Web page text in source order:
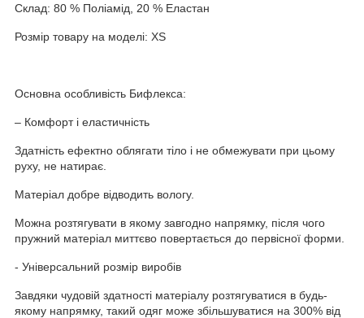
Склад: 80 % Поліамід, 20 % Еластан
Розмір товару на моделі: XS
Основна особливість Бифлекса:
– Комфорт і еластичність
Здатність ефектно облягати тіло і не обмежувати при цьому
руху, не натирає.
Матеріал добре відводить вологу.
Можна розтягувати в якому завгодно напрямку, після чого
пружний матеріал миттєво повертається до первісної форми.
- Універсальний розмір виробів
Завдяки чудовій здатності матеріалу розтягуватися в будь-
якому напрямку, такий одяг може збільшуватися на 300% від